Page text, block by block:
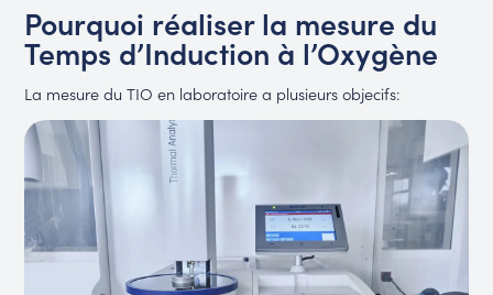
Pourquoi réaliser la mesure du
Temps d’Induction à l’Oxygène
La mesure du TIO en laboratoire a plusieurs objecifs: